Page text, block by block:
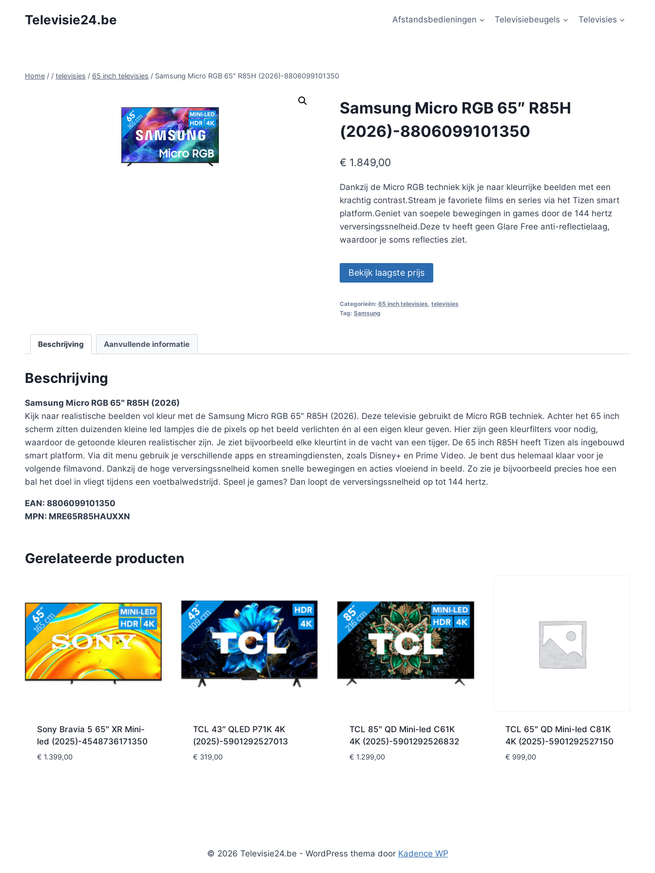
Televisie24.be Afstandsbedieningen Televisiebeugels Televisies
Home / / televisies / 65 inch televisies / Samsung Micro RGB 65″ R85H (2026)-8806099101350
Samsung Micro RGB 65″ R85H
(2026)-8806099101350
€ 1.849,00
Dankzij de Micro RGB techniek kijk je naar kleurrijke beelden met een
krachtig contrast.Stream je favoriete films en series via het Tizen smart
platform.Geniet van soepele bewegingen in games door de 144 hertz
verversingssnelheid.Deze tv heeft geen Glare Free anti-reflectielaag,
waardoor je soms reflecties ziet.
Bekijk laagste prijs
Categorieën: 65 inch televisies televisies
Tag: Samsung
Beschrijving Aanvullende informatie
Beschrijving
Samsung Micro RGB 65″ R85H (2026)
Kijk naar realistische beelden vol kleur met de Samsung Micro RGB 65″ R85H (2026). Deze televisie gebruikt de Micro RGB techniek. Achter het 65 inch
scherm zitten duizenden kleine led lampjes die de pixels op het beeld verlichten én al een eigen kleur geven. Hier zijn geen kleurfilters voor nodig,
waardoor de getoonde kleuren realistischer zijn. Je ziet bijvoorbeeld elke kleurtint in de vacht van een tijger. De 65 inch R85H heeft Tizen als ingebouwd
smart platform. Via dit menu gebruik je verschillende apps en streamingdiensten, zoals Disney+ en Prime Video. Je bent dus helemaal klaar voor je
volgende filmavond. Dankzij de hoge verversingssnelheid komen snelle bewegingen en acties vloeiend in beeld. Zo zie je bijvoorbeeld precies hoe een
bal het doel in vliegt tijdens een voetbalwedstrijd. Speel je games? Dan loopt de verversingssnelheid op tot 144 hertz.
EAN: 8806099101350
MPN: MRE65R85HAUXXN
Gerelateerde producten
Sony Bravia 5 65″ XR Mini-
led (2025)-4548736171350
€ 1.399,00
TCL 43″ QLED P71K 4K
(2025)-5901292527013
€ 319,00
TCL 85″ QD Mini-led C61K
4K (2025)-5901292526832
€ 1.299,00
TCL 65″ QD Mini-led C81K
4K (2025)-5901292527150
€ 999,00
© 2026 Televisie24.be - WordPress thema door Kadence WP